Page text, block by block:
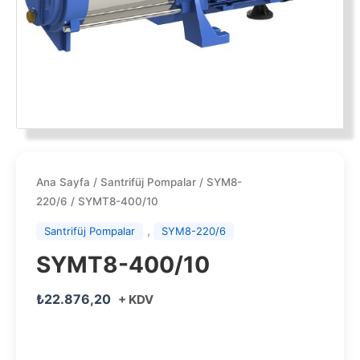
Ana Sayfa / Santrifüj Pompalar / SYM8-
220/6 / SYMT8-400/10
Santrifüj Pompalar , SYM8-220/6
SYMT8-400/10
₺22.876,20 + KDV